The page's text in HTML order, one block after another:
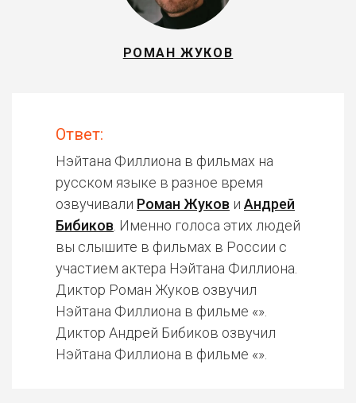
РОМАН ЖУКОВ
Ответ:
Нэйтана Филлиона в фильмах на
русском языке в разное время
озвучивали Роман Жуков и Андрей
Бибиков . Именно голоса этих людей
вы слышите в фильмах в России с
участием актера Нэйтана Филлиона.
Диктор Роман Жуков озвучил
Нэйтана Филлиона в фильме «».
Диктор Андрей Бибиков озвучил
Нэйтана Филлиона в фильме «».